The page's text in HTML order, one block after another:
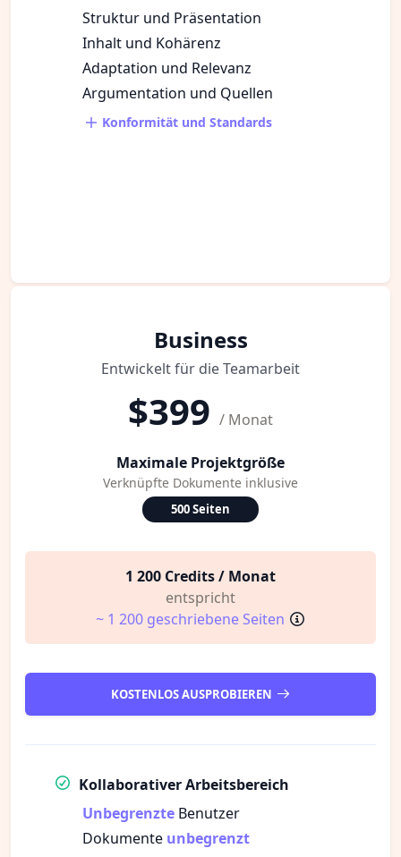
Struktur und Präsentation
Inhalt und Kohärenz
Adaptation und Relevanz
Argumentation und Quellen
Konformität und Standards
Business
Entwickelt für die Teamarbeit
$399 / Monat
Maximale Projektgröße
Verknüpfte Dokumente inklusive
500 Seiten
1 200 Credits / Monat
entspricht
~ 1 200 geschriebene Seiten
KOSTENLOS AUSPROBIEREN
Kollaborativer Arbeitsbereich
Unbegrenzte Benutzer
Dokumente unbegrenzt